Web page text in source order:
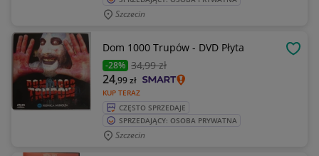
Szczecin
Dom 1000 Trupów - DVD Płyta
-28% 34,99 zł
KUP TERAZ
24,99zł
CZĘSTO SPRZEDAJE
SPRZEDAJĄCY: OSOBA PRYWATNA
Szczecin